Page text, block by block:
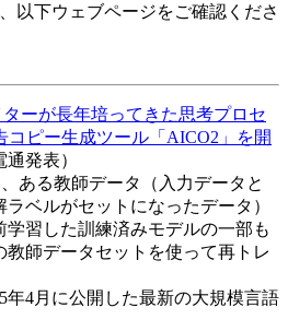
以下ウェブページをご確認くださ
ーが長年培ってきた思考プロセ
コピー生成ツール「AICO2」を開
通発表）
ある教師データ（入力データと
ベルがセットになったデータ）
学習した訓練済みモデルの一部も
教師データセットを使って再トレ
年4月に公開した最新の大規模言語